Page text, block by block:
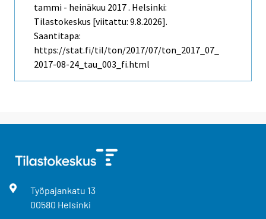
tammi - heinäkuu 2017 . Helsinki:
Tilastokeskus [viitattu: 9.8.2026].
Saantitapa:
https://stat.fi/til/ton/2017/07/ton_2017_07_
2017-08-24_tau_003_fi.html
Työpajankatu 13
00580 Helsinki